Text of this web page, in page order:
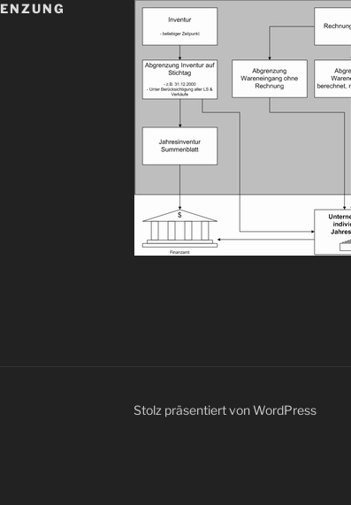
Stolz präsentiert von WordPress